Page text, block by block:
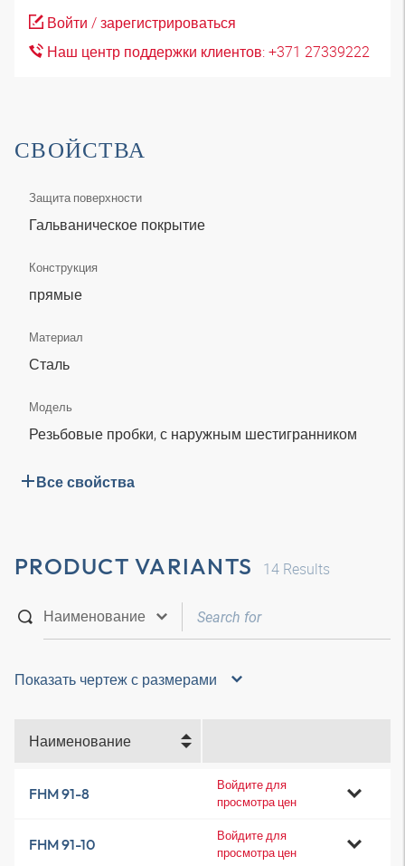
Войти / зарегистрироваться
Наш центр поддержки клиентов: +371 27339222
СВОЙСТВА
Защита поверхности
Гальваническое покрытие
Конструкция
прямые
Материал
Сталь
Модель
Резьбовые пробки, с наружным шестигранником
Все свойства
PRODUCT VARIANTS 14 Results
Показать чертеж с размерами
Наименование
FHM 91-8
Войдите для
просмотра цен
FHM 91-10
Войдите для
просмотра цен